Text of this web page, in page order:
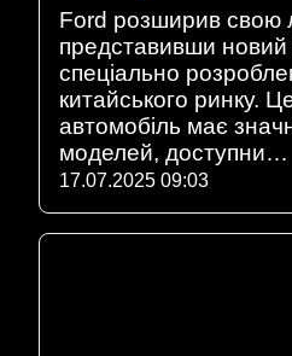
Ford розширив свою
представивши
спеціально
китайського ринку.
автомобіль має
моделей, доступни…
17.07.2025 09:03